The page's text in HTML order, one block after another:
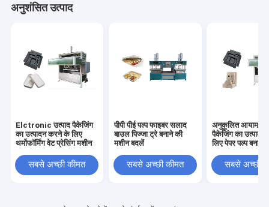
अनुशंसित उत्पाद
Elctronic उत्पाद पैकेजिंग
का उत्पादन करने के लिए
थर्मोफॉर्मिंग वेट प्रेसिंग मशीन
सबसे अच्छी कीमत
पीपी पीई पल्प फाइबर सलाद
बाउल पिज्जा ट्रे बनाने की
मशीन बदलें
सबसे अच्छी कीमत
अनुकूलित आयाम के
पैकेजिंग का
लिए पेपर पल्प बनाने
सबसे अच्छी